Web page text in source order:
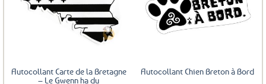
Ajouter
aux
favoris
Autocollant Carte de la Bretagne
– Le Gwenn ha du
Ajouter
aux
favoris
Autocollant Chien Breton à Bord